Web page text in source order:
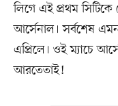
লিগে এই প্রথম
আর্সেনাল। সর্বশেষ
এপ্রিলে। ওই ম্যাচে
আরতেতাই!